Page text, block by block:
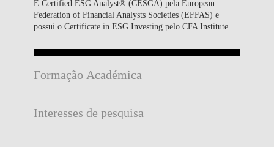
É Certified ESG Analyst® (CESGA) pela European
Federation of Financial Analysts Societies (EFFAS) e
possui o Certificate in ESG Investing pelo CFA Institute.
Formação Académica
Interesses de pesquisa